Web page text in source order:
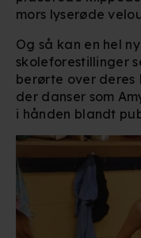
mors lyserøde
Og så kan en hel
skoleforestillinger
berørte over deres
der danser som
i hånden blandt